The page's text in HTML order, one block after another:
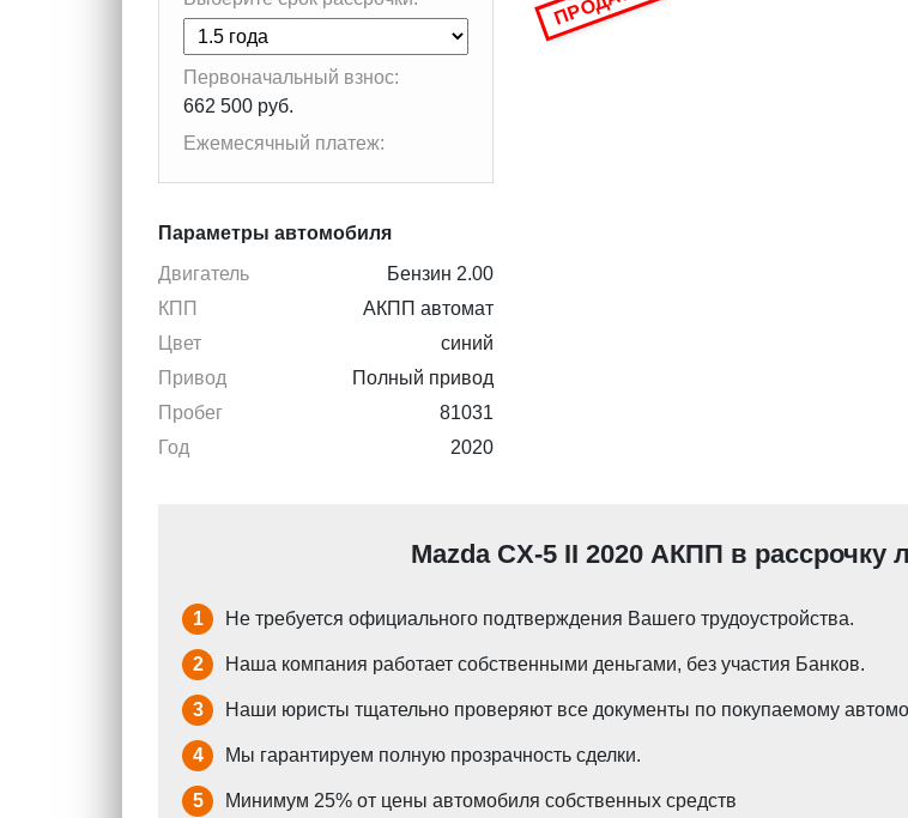
Первоначальный взнос:
662 500 руб.
Ежемесячный платеж:
Параметры автомобиля
Двигатель
Бензин 2.00
КПП
АКПП автомат
Цвет
синий
Привод
Полный привод
Пробег
81031
Год
2020
Mazda CX-5 II 2020 АКПП в рассрочку
1 Не требуется официального подтверждения Вашего трудоустройства.
2 Наша компания работает собственными деньгами, без участия Банков.
3 Наши юристы тщательно проверяют все документы по покупаемому
4 Мы гарантируем полную прозрачность сделки.
5 Минимум 25% от цены автомобиля собственных средств